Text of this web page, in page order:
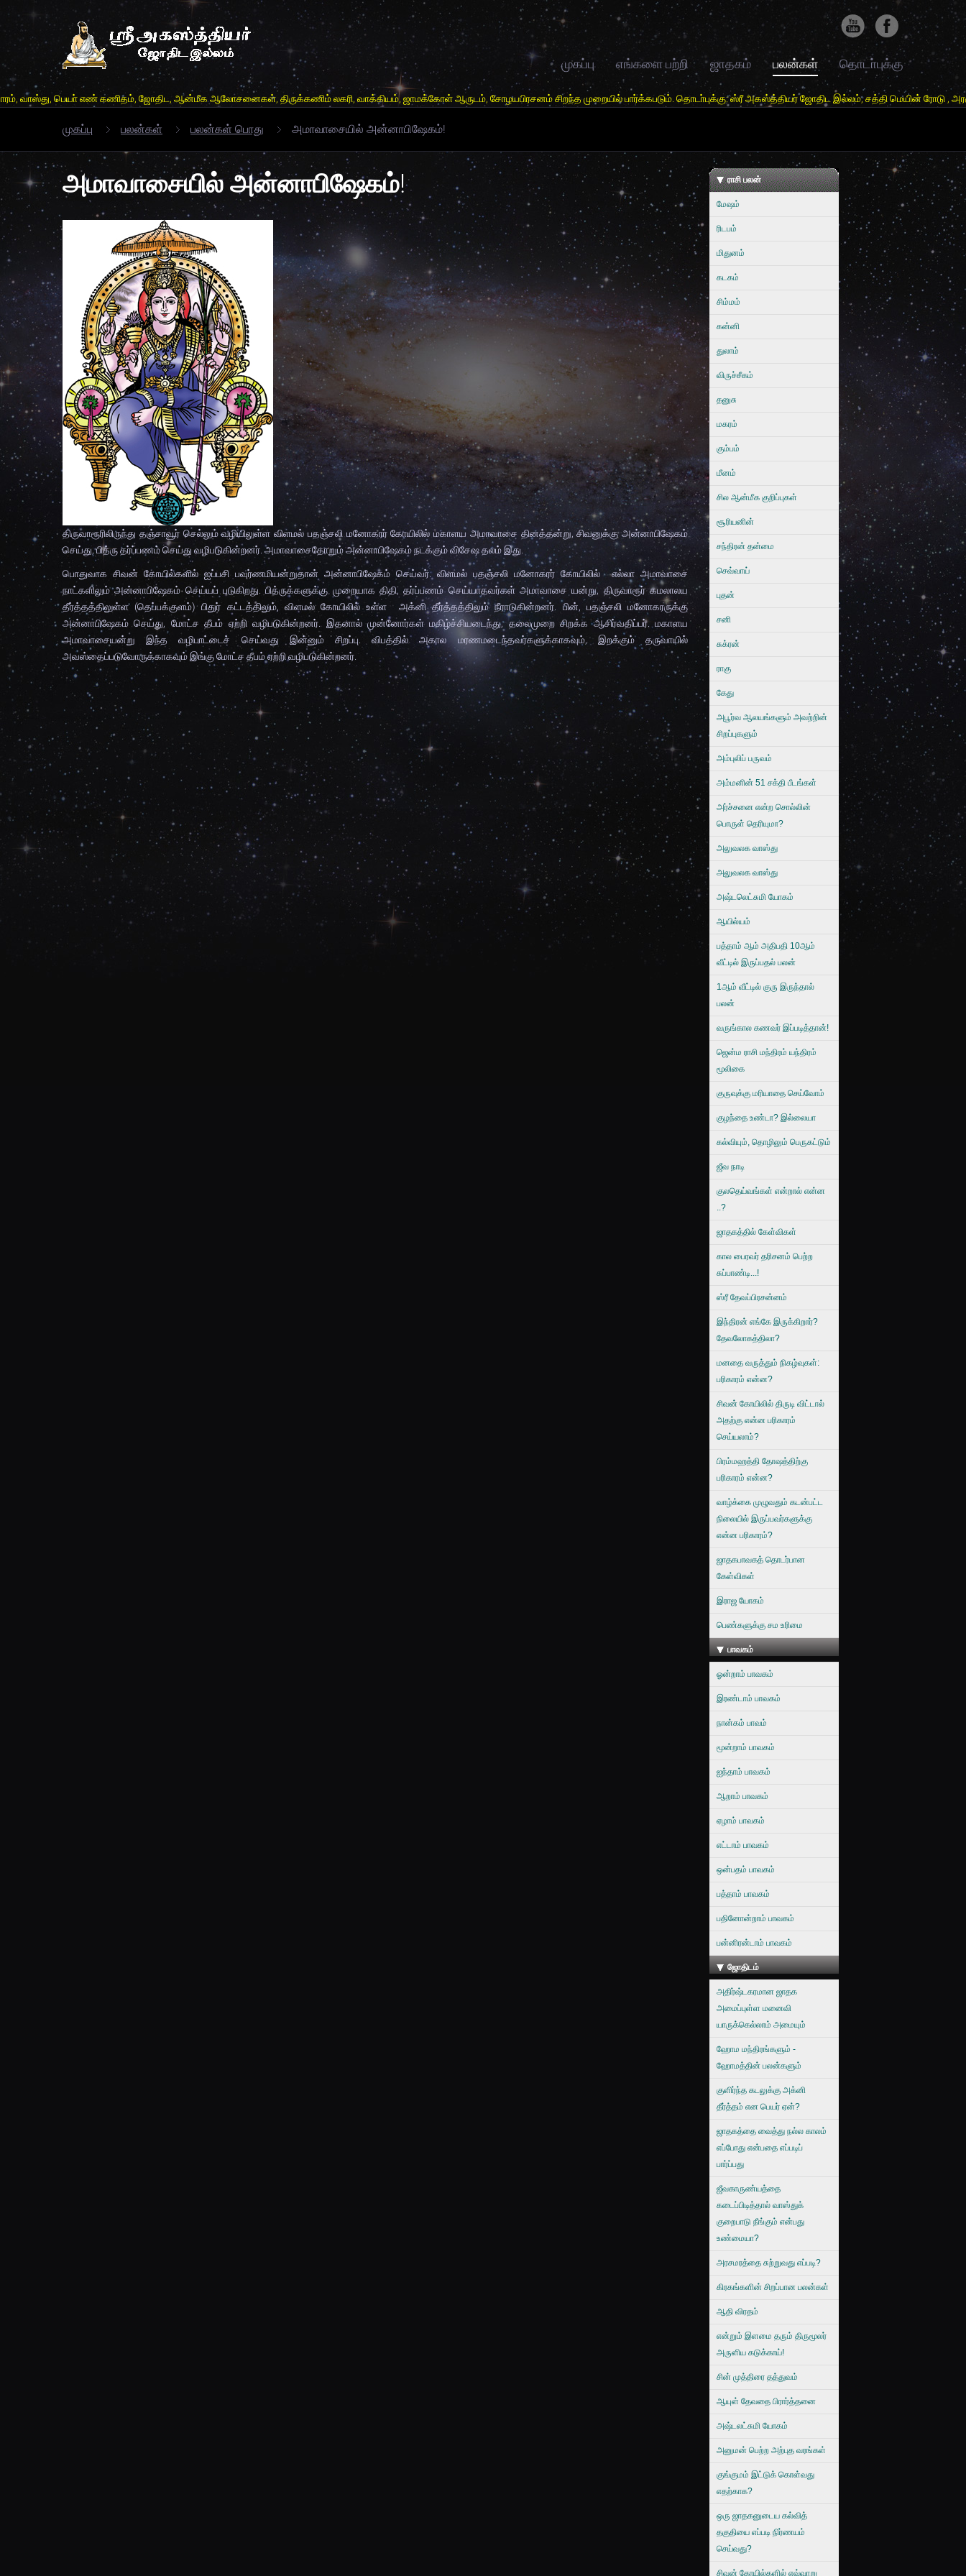
முகப்பு எங்களை பற்றி ஜாதகம் பலன்கள் தொடா்புக்கு
பெயா் எண் கணிதம், ஜோதிட, ஆன்மீக ஆலோசனைகள், திருக்கணிம் லகரி, வாக்கியம், ஜாமக்கோள் ஆருடம், சோழயபிரசனம் சிறந்த முறையில் பார்க்கபடும். தொடா்புக்கு: ஸ்ரீ அகஸ்த்தியர் ஜோதிட இல்லம், சத்தி மெயின் ரோடு , அரசூர் ,சத்தி
முகப்பு பலன்கள் பலன்கள் பொது அமாவாசையில் அன்னாபிஷேகம்!
அமாவாசையில் அன்னாபிஷேகம்!
திருவாரூரிலிருந்து தஞ்சாவூர் செல்லும் வழியிலுள்ள விளமல் பதஞ்சலி மனோகரர் கோயிலில் மகாளய அமாவாசை தினத்தன்று, சிவனுக்கு அன்னாபிஷேகம்
செய்து, பித்ரு தர்ப்பணம் செய்து வழிபடுகின்றனர். அமாவாசைதோறும் அன்னாபிஷேகம் நடக்கும் விசேஷ தலம் இது.
பொதுவாக சிவன் கோயில்களில் ஐப்பசி பவுர்ணமியன்றுதான் அன்னாபிஷேகம் செய்வர். விளமல் பதஞ்சலி மனோகரர் கோயிலில் எல்லா அமாவாசை
நாட்களிலும் அன்னாபிஷேகம் செய்யப் படுகிறது. பித்ருக்களுக்கு முறையாக திதி, தர்ப்பணம் செய்யாதவர்கள் அமாவாசை யன்று, திருவாரூர் கமலாலய
தீர்த்தத்திலுள்ள (தெப்பக்குளம்) பிதுர் கட்டத்திலும், விளமல் கோயிலில் உள்ள அக்னி தீர்த்தத்திலும் நீராடுகின்றனர். பின், பதஞ்சலி மனோகரருக்கு
அன்னாபிஷேகம் செய்து, மோட்ச தீபம் ஏற்றி வழிபடுகின்றனர். இதனால் முன்னோர்கள் மகிழ்ச்சியடைந்து, தலைமுறை சிறக்க ஆசிர்வதிப்பர். மகாளய
அமாவாசையன்று இந்த வழிபாட்டைச் செய்வது இன்னும் சிறப்பு. விபத்தில் அகால மரணமடைந்தவர்களுக்காகவும், இறக்கும் தருவாயில்
அவஸ்தைப்படுவோருக்காகவும் இங்கு மோட்ச தீபம் ஏற்றி வழிபடுகின்றனர்.
ராசி பலன்
மேஷம்
ரிடபம்
மிதுனம்
கடகம்
சிம்மம்
கன்னி
துலாம்
விருச்சீகம்
தனுசு
மகரம்
கும்பம்
மீனம்
சில ஆன்மீக குறிப்புகள்
சூரியனின்
சந்திரன் தன்மை
செவ்வாய்
புதன்
சனி
சுக்ரன்
ராகு
கேது
அபூர்வ ஆலயங்களும் அவற்றின்
சிறப்புகளும்
அம்புலிப் பருவம்
அம்மனின் 51 சக்தி பீடங்கள்
அர்ச்சனை என்ற சொல்லின்
பொருள் தெரியுமா?
அலுவலக வாஸ்து
அலுவலக வாஸ்து
அஷ்டலெட்சுமி யோகம்
ஆயில்யம்
பத்தாம் ஆம் அதிபதி 10ஆம்
வீட்டில் இருப்பதல் பலன்
1ஆம் வீட்டில் குரு இருந்தால்
பலன்
வருங்கால கணவர் இப்படித்தான்!
ஜென்ம ராசி மந்திரம் யந்திரம்
மூலிகை
குருவுக்கு மரியாதை செய்வோம்
குழந்தை உண்டா? இல்லையா
கல்வியும், தொழிலும் பெருகட்டும்
ஜீவ நாடி
குலதெய்வங்கள் என்றால் என்ன
..?
ஜாதகத்தில் கேள்விகள்
கால பைரவர் தரிசனம் பெற்ற
சுப்பாண்டி...!
ஸ்ரீ தேவப்பிரசன்னம்
இந்திரன் எங்கே இருக்கிறார்?
தேவலோகத்திலா?
மனதை வருத்தும் நிகழ்வுகள்:
பரிகாரம் என்ன?
சிவன் கோயிலில் திருடி விட்டால்
அதற்கு என்ன பரிகாரம்
செய்யலாம்?
பிரம்மஹத்தி தோஷத்திற்கு
பரிகாரம் என்ன?
வாழ்க்கை முழுவதும் கடன்பட்ட
நிலையில் இருப்பவர்களுக்கு
என்ன பரிகாரம்?
ஜாதகபாவகத் தொடர்பான
கேள்விகள்
இராஜ யோகம்
பெண்களுக்கு சம உரிமை
பாவகம்
ஓன்றாம் பாவகம்
இரண்டாம் பாவகம்
நான்கம் பாவம்
மூன்றாம் பாவகம்
ஐந்தாம் பாவகம்
ஆறாம் பாவகம்
ஏழாம் பாவகம்
எட்டாம் பாவகம்
ஒன்பதம் பாவகம்
பத்தாம் பாவகம்
பதினோன்றாம் பாவகம்
பன்னிரன்டாம் பாவகம்
ஜோதிடம்
அதிர்ஷ்டகரமான ஜாதக
அமைப்புள்ள மனைவி
யாருக்கெல்லாம் அமையும்
ஹோம மந்திரங்களும் -
ஹோமத்தின் பலன்களும்
குளிர்ந்த கடலுக்கு அக்னி
தீர்த்தம் என பெயர் ஏன்?
ஜாதகத்தை வைத்து நல்ல காலம்
எப்போது என்பதை எப்படிப்
பார்ப்பது
ஜீவகாருண்யத்தை
கடைப்பிடித்தால் வாஸ்துக்
குறைபாடு நீங்கும் என்பது
உண்மையா?
அரசமரத்தை சுற்றுவது எப்படி?
கிரகங்களின் சிறப்பான பலன்கள்
ஆதி விரதம்
என்றும் இளமை தரும் திருமூலர்
அருளிய கடுக்காய்!
சின் முத்திரை தத்துவம்
ஆயுள் தேவதை பிரார்த்தனை
அஷ்டலட்சுமி யோகம்
அனுமன் பெற்ற அற்புத வரங்கள்
குங்குமம் இட்டுக் கொள்வது
எதற்காக?
ஒரு ஜாதகனுடைய கல்வித்
தகுதியை எப்படி நிர்ணயம்
செய்வது?
சிவன் கோயில்களில் எவ்வாறு